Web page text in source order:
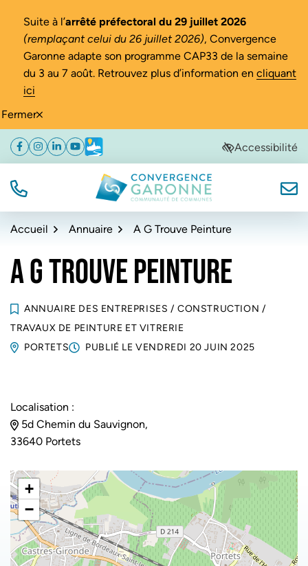
Fermer
Suite à l’arrêté préfectoral du 29 juillet 2026
(remplaçant celui du 26 juillet 2026), Convergence
Garonne adapte son programme CAP33 de la semaine
du 3 au 7 août. Retrouvez plus d’information en cliquant
ici
Aller
navigation
Aller
au
Aller
au
de
Facebook
(ouverture dans un nouvel onglet)
Instagram
(ouverture dans un nouvel onglet)
Linkedin
(ouverture dans un nouvel onglet)
YouTube
(ouverture dans un nouvel onglet)
Météo
(ouverture dans un nouvel onglet)Accessibilité
TÉL. Convergence Garonne
Accueil Annuaire A G Trouve Peinture
A G TROUVE PEINTURE
ANNUAIRE DES ENTREPRISES / CONSTRUCTION /
TRAVAUX DE PEINTURE ET VITRERIE
PORTETS
PUBLIÉ LEVENDREDI 20 JUIN 2025
Localisation :
5d Chemin du Sauvignon,
33640 Portets
+
−